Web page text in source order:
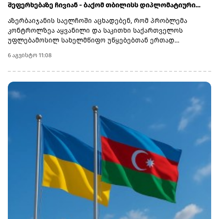
შეფერხებაზე ჩივიან - ბაქომ თბილისს დიპლომატიური
აზერბაიჯანის საელჩოში აცხადებენ, რომ პრობლემა
კონტროლზეა აყვანილი და საკითხი საქართველოს
უფლებამოსილ სახელმწიფო უწყებებთან ერთად
სააგენტო Report-ის ინფორმაციით, მძღოლები კვირებია
ელოდებიან საბაჟო პროცედურების დასრულებას
„სარფისა“ და „წითელი ხიდის“ სასაზღვრო-გამშვებ
პუნქტებზე, ასევე თბილისის გაფორმების ეკონომიკურ
ზონაში (გეზ).გადამზიდავების განცხადებით, მებაჟეები
შეჩერების კონკრეტულ მიზეზებს, ეხება ეს ტვირთს, წონას
თუ დოკუმენტაციას - არ განუმარტავენ.დაზარალებული
მძღოლები აცხადებენ, რომ პროცესი საგრძნობლად
გაჭიანურდა და ზოგ შემთხვევაში შეყოვნება თვეზე მეტს
შეადგენს: თეიმურ სულთანოვი: აცხადებს, რომ „სარფის“
გამშვებ პუნქტზე 15 დღეა იმყოფება. მას ჩამოართვეს
პასპორტი, მართვის მოწმობა და მანქანის საბუთები,
პასუხად კი მხოლოდ „დაელოდეთ“-ს ეუბნებიან. ელდენიზ
მამედლიევი: საქართველოში უკვე 45 დღეა ყოვნდება. მას
ქუთაისში წარმოებული და მეტალურგიისთვის
განკუთვნილი ქიმიური ნივთიერება გადაჰქონდა
აზერბაიჯანში. მისი თქმით, ავტომობილი საბაჟოზე
6 აგვისტო 11:08